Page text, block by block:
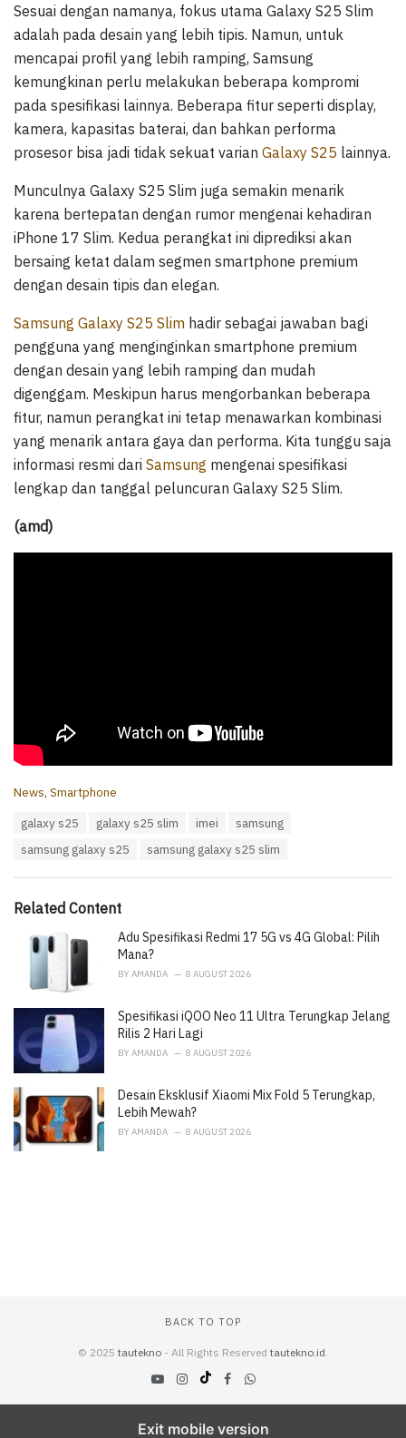
Sesuai dengan namanya, fokus utama Galaxy S25 Slim
adalah pada desain yang lebih tipis. Namun, untuk
mencapai profil yang lebih ramping, Samsung
kemungkinan perlu melakukan beberapa kompromi
pada spesifikasi lainnya. Beberapa fitur seperti display,
kamera, kapasitas baterai, dan bahkan performa
prosesor bisa jadi tidak sekuat varian Galaxy S25 lainnya.
Munculnya Galaxy S25 Slim juga semakin menarik
karena bertepatan dengan rumor mengenai kehadiran
iPhone 17 Slim. Kedua perangkat ini diprediksi akan
bersaing ketat dalam segmen smartphone premium
dengan desain tipis dan elegan.
Samsung Galaxy S25 Slim hadir sebagai jawaban bagi
pengguna yang menginginkan smartphone premium
dengan desain yang lebih ramping dan mudah
digenggam. Meskipun harus mengorbankan beberapa
fitur, namun perangkat ini tetap menawarkan kombinasi
yang menarik antara gaya dan performa. Kita tunggu saja
informasi resmi dari Samsung mengenai spesifikasi
lengkap dan tanggal peluncuran Galaxy S25 Slim.
(amd)
C
i
News, Smartphone
galaxy s25 galaxy s25 slim imei
samsung
samsung galaxy s25
samsung galaxy s25 slim
Related Content
Adu Spesifikasi Redmi 17 5G vs 4G Global: Pilih
Mana?
BY AMANDA 8 AUGUST 2026
Spesifikasi iQOO Neo 11 Ultra Terungkap Jelang
Rilis 2 Hari Lagi
BY AMANDA 8 AUGUST 2026
Desain Eksklusif Xiaomi Mix Fold 5 Terungkap,
Lebih Mewah?
BY AMANDA 8 AUGUST 2026
BACK TO TOP
© 2025 tautekno - All Rights Reserved tautekno.id.
Exit mobile version